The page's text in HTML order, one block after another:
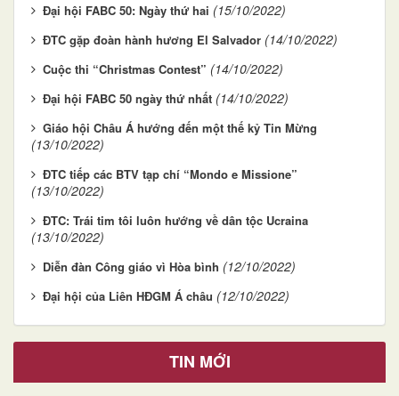
Đại hội FABC 50: Ngày thứ hai (15/10/2022)
ĐTC gặp đoàn hành hương El Salvador (14/10/2022)
Cuộc thi “Christmas Contest” (14/10/2022)
Đại hội FABC 50 ngày thứ nhất (14/10/2022)
Giáo hội Châu Á hướng đến một thế kỷ Tin Mừng
(13/10/2022)
ĐTC tiếp các BTV tạp chí “Mondo e Missione”
(13/10/2022)
ĐTC: Trái tim tôi luôn hướng về dân tộc Ucraina
(13/10/2022)
Diễn đàn Công giáo vì Hòa bình (12/10/2022)
Đại hội của Liên HĐGM Á châu (12/10/2022)
TIN MỚI